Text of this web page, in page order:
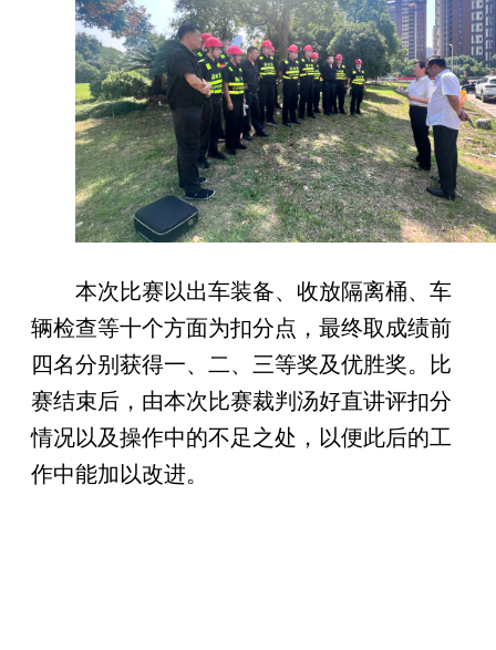
本次比赛以出车装备、收放隔离桶、车
辆检查等十个方面为扣分点，最终取成绩前
四名分别获得一、二、三等奖及优胜奖。比
赛结束后，由本次比赛裁判汤好直讲评扣分
情况以及操作中的不足之处，以便此后的工
作中能加以改进。